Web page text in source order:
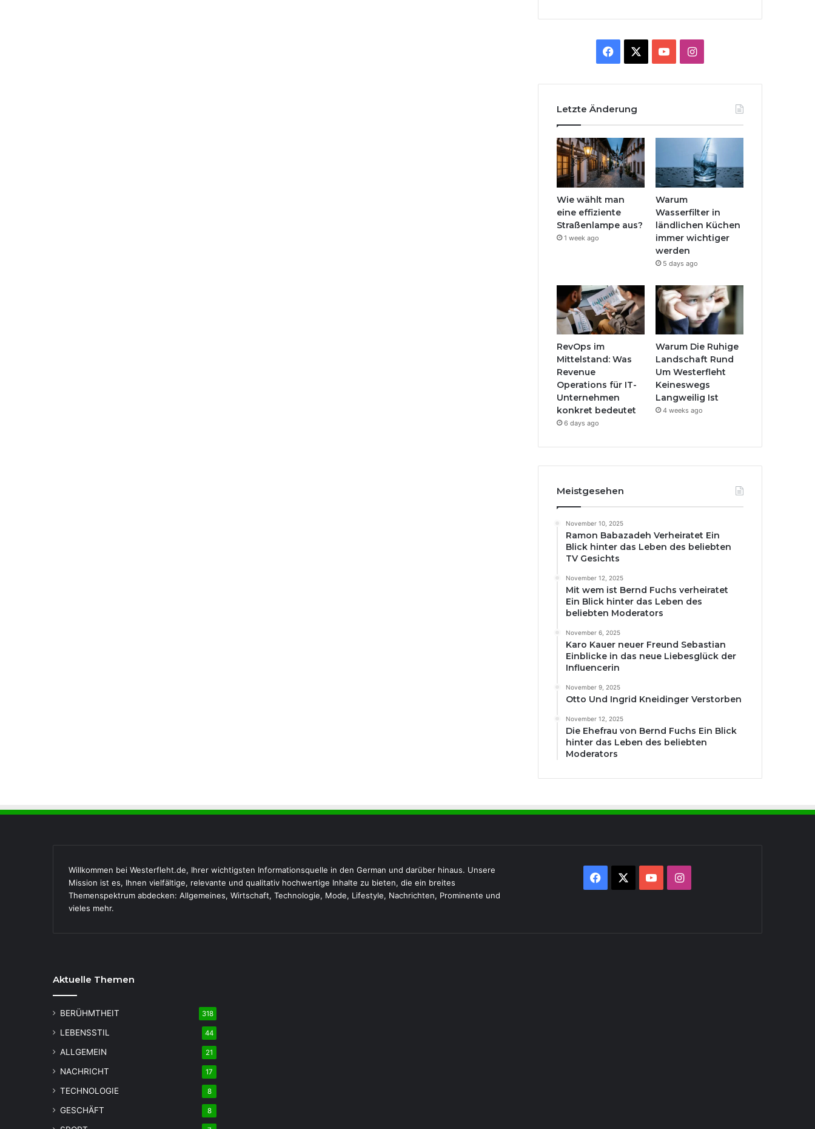
Facebook YouTubeInstagram
Letzte Änderung
Wie wählt man
eine effiziente
Straßenlampe aus?
1 week ago
Warum
Wasserfilter in
ländlichen Küchen
immer wichtiger
werden
5 days ago
RevOps im
Mittelstand: Was
Revenue
Operations für IT-
Unternehmen
konkret bedeutet
6 days ago
Warum Die Ruhige
Landschaft Rund
Um Westerfleht
Keineswegs
Langweilig Ist
4 weeks ago
Meistgesehen
November 10, 2025
Ramon Babazadeh Verheiratet Ein
Blick hinter das Leben des beliebten
TV Gesichts
November 12, 2025
Mit wem ist Bernd Fuchs verheiratet
Ein Blick hinter das Leben des
beliebten Moderators
November 6, 2025
Karo Kauer neuer Freund Sebastian
Einblicke in das neue Liebesglück der
Influencerin
November 9, 2025
Otto Und Ingrid Kneidinger Verstorben
November 12, 2025
Die Ehefrau von Bernd Fuchs Ein Blick
hinter das Leben des beliebten
Moderators
Willkommen bei Westerfleht.de, Ihrer wichtigsten Informationsquelle in den German und darüber hinaus. Unsere
Mission ist es, Ihnen vielfältige, relevante und qualitativ hochwertige Inhalte zu bieten, die ein breites
Themenspektrum abdecken: Allgemeines, Wirtschaft, Technologie, Mode, Lifestyle, Nachrichten, Prominente und
vieles mehr.
Facebook YouTubeInstagram
Aktuelle Themen
BERÜHMTHEIT 318
LEBENSSTIL 44
ALLGEMEIN 21
NACHRICHT 17
TECHNOLOGIE 8
GESCHÄFT 8